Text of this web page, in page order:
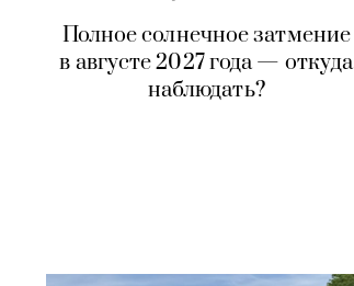
Полное солнечное затмение
в августе 2027 года — откуда
наблюдать?